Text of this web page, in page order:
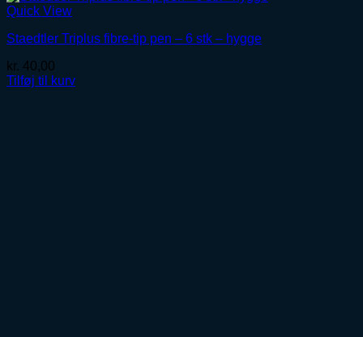
Quick View
Staedtler Triplus fibre-tip pen – 6 stk – hygge
kr. 40,00
Tilføj til kurv